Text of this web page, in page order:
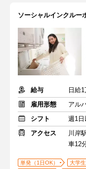
ソーシャルインクルー
給与
日給
雇用形態
アル
シフト
週1日
アクセス
川岸
車12
単発（1日OK） 大学